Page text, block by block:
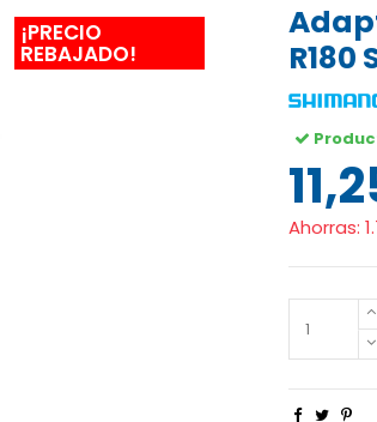
¡PRECIO
REBAJADO!
Ahorras: